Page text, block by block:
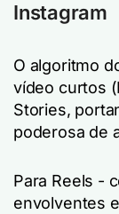
Instagram
O algoritmo
vídeo curtos
Stories,
poderosa de
Para Reels -
envolventes